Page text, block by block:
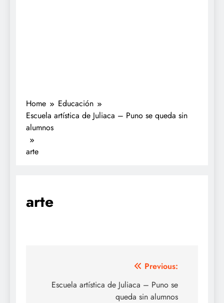
Home
Educación
Escuela artística de Juliaca – Puno se queda sin
alumnos
arte
arte
Previous:
Escuela artística de Juliaca – Puno se
queda sin alumnos